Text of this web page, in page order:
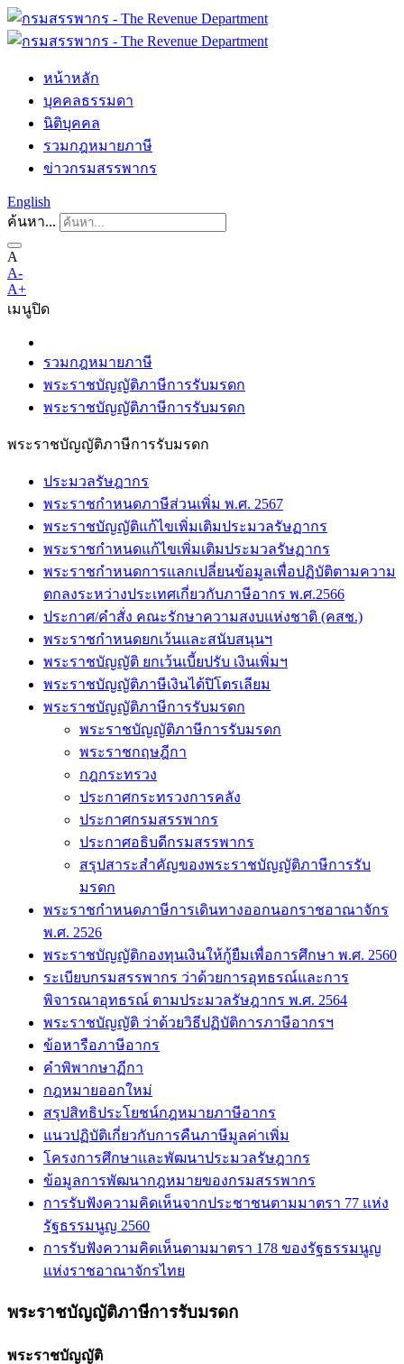
หน้าหลัก
บุคคลธรรมดา
นิติบุคคล
รวมกฎหมายภาษี
ข่าวกรมสรรพากร
English
ค้นหา...
A
A-
A+
เมนูปิด
รวมกฎหมายภาษี
พระราชบัญญัติภาษีการรับมรดก
พระราชบัญญัติภาษีการรับมรดก
พระราชบัญญัติภาษีการรับมรดก
ประมวลรัษฎากร
พระราชกำหนดภาษีส่วนเพิ่ม พ.ศ. 2567
พระราชบัญญัติแก้ไขเพิ่มเติมประมวลรัษฏากร
พระราชกำหนดแก้ไขเพิ่มเติมประมวลรัษฏากร
พระราชกำหนดการแลกเปลี่ยนข้อมูลเพื่อปฏิบัติตามความ
ตกลงระหว่างประเทศเกี่ยวกับภาษีอากร พ.ศ.2566
ประกาศ/คำสั่ง คณะรักษาความสงบแห่งชาติ (คสช.)
พระราชกำหนดยกเว้นและสนับสนุนฯ
พระราชบัญญัติ ยกเว้นเบี้ยปรับ เงินเพิ่มฯ
พระราชบัญญัติภาษีเงินได้ปิโตรเลียม
พระราชบัญญัติภาษีการรับมรดก
พระราชบัญญัติภาษีการรับมรดก
พระราชกฤษฎีกา
กฎกระทรวง
ประกาศกระทรวงการคลัง
ประกาศกรมสรรพากร
ประกาศอธิบดีกรมสรรพากร
สรุปสาระสำคัญของพระราชบัญญัติภาษีการรับ
มรดก
พระราชกำหนดภาษีการเดินทางออกนอกราชอาณาจักร
พ.ศ. 2526
พระราชบัญญัติกองทุนเงินให้กู้ยืมเพื่อการศึกษา พ.ศ. 2560
ระเบียบกรมสรรพากร ว่าด้วยการอุทธรณ์และการ
พิจารณาอุทธรณ์ ตามประมวลรัษฎากร พ.ศ. 2564
พระราชบัญญัติ ว่าด้วยวิธีปฏิบัติการภาษีอากรฯ
ข้อหารือภาษีอากร
คำพิพากษาฏีกา
กฎหมายออกใหม่
สรุปสิทธิประโยชน์กฎหมายภาษีอากร
แนวปฏิบัติเกี่ยวกับการคืนภาษีมูลค่าเพิ่ม
โครงการศึกษาและพัฒนาประมวลรัษฎากร
ข้อมูลการพัฒนากฎหมายของกรมสรรพากร
การรับฟังความคิดเห็นจากประชาชนตามมาตรา 77 แห่ง
รัฐธรรมนูญ 2560
การรับฟังความคิดเห็นตามมาตรา 178 ของรัฐธรรมนูญ
แห่งราชอาณาจักรไทย
พระราชบัญญัติภาษีการรับมรดก
พระราชบัญญัติ